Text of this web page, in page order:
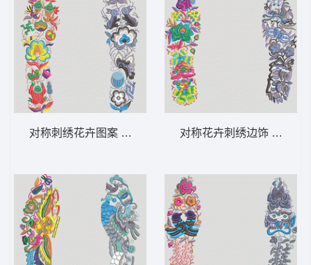
对称刺绣花卉图案 鞋垫 对称花卉刺绣边饰 鞋垫